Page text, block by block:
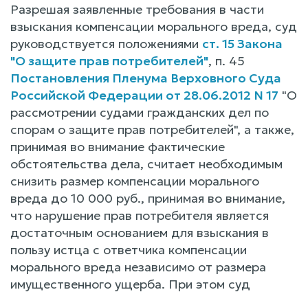
Разрешая заявленные требования в части
взыскания компенсации морального вреда, суд
руководствуется положениями ст. 15 Закона
"О защите прав потребителей", п. 45
Постановления Пленума Верховного Суда
Российской Федерации от 28.06.2012 N 17 "О
рассмотрении судами гражданских дел по
спорам о защите прав потребителей", а также,
принимая во внимание фактические
обстоятельства дела, считает необходимым
снизить размер компенсации морального
вреда до 10 000 руб., принимая во внимание,
что нарушение прав потребителя является
достаточным основанием для взыскания в
пользу истца с ответчика компенсации
морального вреда независимо от размера
имущественного ущерба. При этом суд